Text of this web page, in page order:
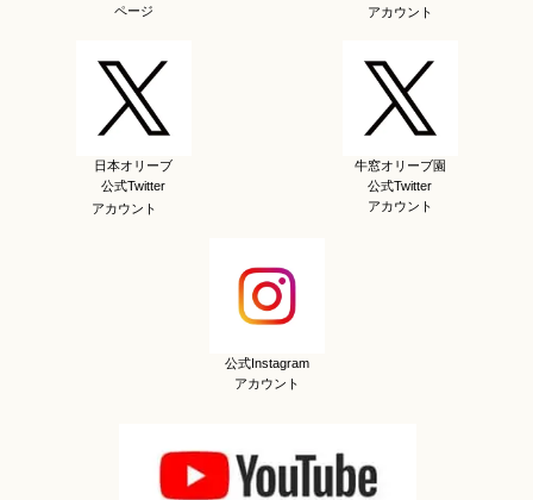
ページ
アカウント
日本オリーブ
公式Twitter
アカウント
牛窓オリーブ園
公式Twitter
アカウント
公式Instagram
アカウント